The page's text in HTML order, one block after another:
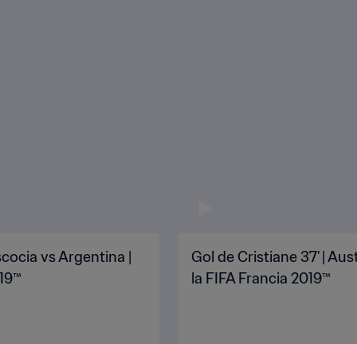
vs Argentina |
Gol de Cristiane 37' |
la FIFA Francia 2019™